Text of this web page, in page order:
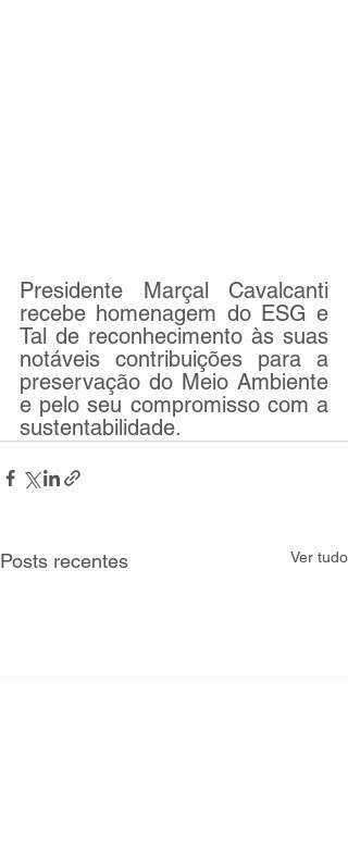
Presidente Marçal Cavalcanti
recebe homenagem do ESG e
Tal de reconhecimento às suas
notáveis contribuições para a
preservação do Meio Ambiente
e pelo seu compromisso com a
sustentabilidade.
Posts recentes Ver tudo